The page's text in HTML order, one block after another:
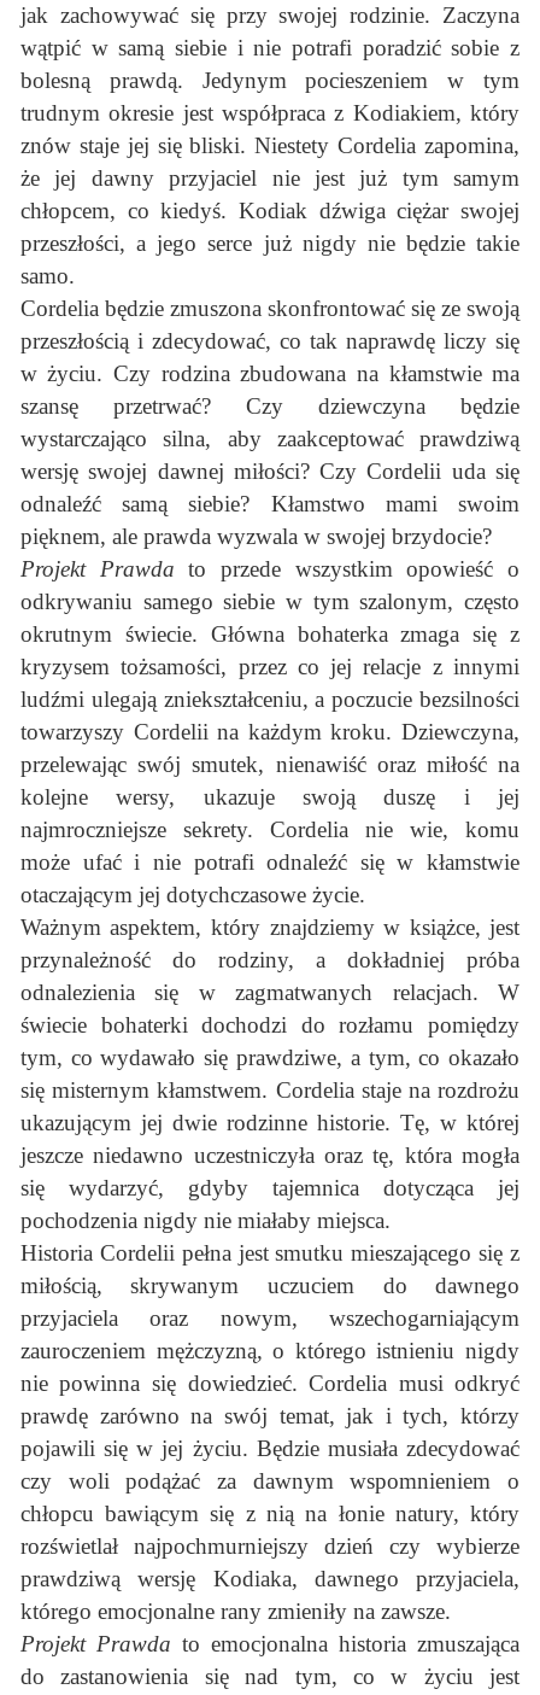
jak zachowywać się przy swojej rodzinie. Zaczyna
wątpić w samą siebie i nie potrafi poradzić sobie z
bolesną prawdą. Jedynym pocieszeniem w tym
trudnym okresie jest współpraca z Kodiakiem, który
znów staje jej się bliski. Niestety Cordelia zapomina,
że jej dawny przyjaciel nie jest już tym samym
chłopcem, co kiedyś. Kodiak dźwiga ciężar swojej
przeszłości, a jego serce już nigdy nie będzie takie
samo.
Cordelia będzie zmuszona skonfrontować się ze swoją
przeszłością i zdecydować, co tak naprawdę liczy się
w życiu. Czy rodzina zbudowana na kłamstwie ma
szansę przetrwać? Czy dziewczyna będzie
wystarczająco silna, aby zaakceptować prawdziwą
wersję swojej dawnej miłości? Czy Cordelii uda się
odnaleźć samą siebie? Kłamstwo mami swoim
pięknem, ale prawda wyzwala w swojej brzydocie?
Projekt Prawda to przede wszystkim opowieść o
odkrywaniu samego siebie w tym szalonym, często
okrutnym świecie. Główna bohaterka zmaga się z
kryzysem tożsamości, przez co jej relacje z innymi
ludźmi ulegają zniekształceniu, a poczucie bezsilności
towarzyszy Cordelii na każdym kroku. Dziewczyna,
przelewając swój smutek, nienawiść oraz miłość na
kolejne wersy, ukazuje swoją duszę i jej
najmroczniejsze sekrety. Cordelia nie wie, komu
może ufać i nie potrafi odnaleźć się w kłamstwie
otaczającym jej dotychczasowe życie.
Ważnym aspektem, który znajdziemy w książce, jest
przynależność do rodziny, a dokładniej próba
odnalezienia się w zagmatwanych relacjach. W
świecie bohaterki dochodzi do rozłamu pomiędzy
tym, co wydawało się prawdziwe, a tym, co okazało
się misternym kłamstwem. Cordelia staje na rozdrożu
ukazującym jej dwie rodzinne historie. Tę, w której
jeszcze niedawno uczestniczyła oraz tę, która mogła
się wydarzyć, gdyby tajemnica dotycząca jej
pochodzenia nigdy nie miałaby miejsca.
Historia Cordelii pełna jest smutku mieszającego się z
miłością, skrywanym uczuciem do dawnego
przyjaciela oraz nowym, wszechogarniającym
zauroczeniem mężczyzną, o którego istnieniu nigdy
nie powinna się dowiedzieć. Cordelia musi odkryć
prawdę zarówno na swój temat, jak i tych, którzy
pojawili się w jej życiu. Będzie musiała zdecydować
czy woli podążać za dawnym wspomnieniem o
chłopcu bawiącym się z nią na łonie natury, który
rozświetlał najpochmurniejszy dzień czy wybierze
prawdziwą wersję Kodiaka, dawnego przyjaciela,
którego emocjonalne rany zmieniły na zawsze.
Projekt Prawda to emocjonalna historia zmuszająca
do zastanowienia się nad tym, co w życiu jest